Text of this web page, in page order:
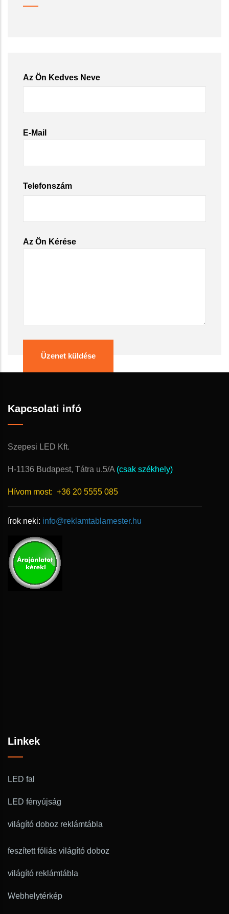
Az Ön Kedves Neve
E-Mail
Telefonszám
Az Ön Kérése
Kapcsolati infó
Szepesi LED Kft.
H-1136 Budapest, Tátra u.5/A (csak székhely)
Hívom most: +36 20 5555 085
írok neki: info@reklamtablamester.hu
Linkek
LED fal
LED fényújság
világító doboz reklámtábla
feszített fóliás világító doboz
világító reklámtábla
Webhelytérkép